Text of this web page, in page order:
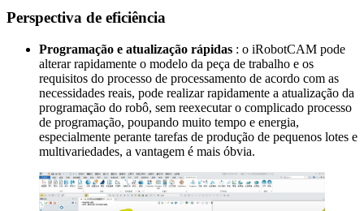
Perspectiva de eficiência
Programação e atualização rápidas : o iRobotCAM pode
alterar rapidamente o modelo da peça de trabalho e os
requisitos do processo de processamento de acordo com as
necessidades reais, pode realizar rapidamente a atualização da
programação do robô, sem reexecutar o complicado processo
de programação, poupando muito tempo e energia,
especialmente perante tarefas de produção de pequenos lotes e
multivariedades, a vantagem é mais óbvia.